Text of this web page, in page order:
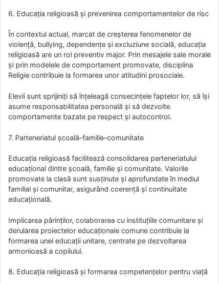
6. Educația religioasă și prevenirea comportamentelor de risc
În contextul actual, marcat de creșterea fenomenelor de
violență, bullying, dependențe și excluziune socială, educația
religioasă are un rol preventiv major. Prin mesajele sale morale
și prin modelele de comportament promovate, disciplina
Religie contribuie la formarea unor atitudini prosociale.
Elevii sunt sprijiniți să înțeleagă consecințele faptelor lor, să își
asume responsabilitatea personală și să dezvolte
comportamente bazate pe respect și autocontrol.
7. Parteneriatul școală–familie–comunitate
Educația religioasă facilitează consolidarea parteneriatului
educațional dintre școală, familie și comunitate. Valorile
promovate la clasă sunt susținute și aprofundate în mediul
familial și comunitar, asigurând coerență și continuitate
educațională.
Implicarea părinților, colaborarea cu instituțiile comunitare și
derularea proiectelor educaționale comune contribuie la
formarea unei educații unitare, centrate pe dezvoltarea
armonioasă a copilului.
8. Educația religioasă și formarea competențelor pentru viață